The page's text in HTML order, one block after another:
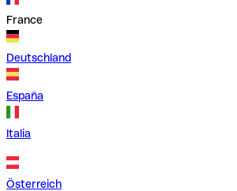
France
Deutschland
España
Italia
Österreich